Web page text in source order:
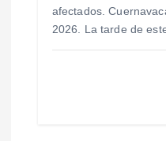
afectados.
2026. La tarde de